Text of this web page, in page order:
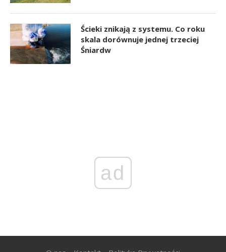
Ścieki znikają z systemu. Co roku
skala dorównuje jednej trzeciej
Śniardw
ad